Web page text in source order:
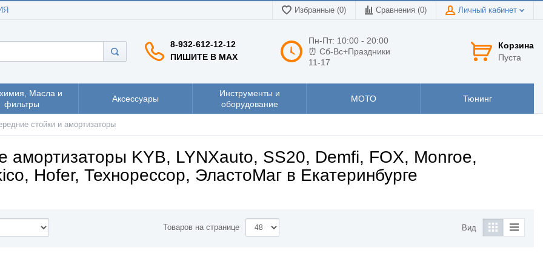
Избранные (0) Сравнения (0) Личный кабинет
8-932-612-12-12
ПИШИТЕ В MAX
Пн-Пт: 10:00 - 20:00
⏰ Сб-Вс+Праздники
11-17
Корзина
Пуста
Масла и
фильтры
Аксессуары
Инструменты и
оборудование
МОТО Тюнинг
стойки и амортизаторы
амортизаторы KYB, LYNXauto, SS20, Demfi, FOX, Monroe,
Hofer, Технорессор, ЭластоМаг в Екатеринбурге
Товаров на странице Вид